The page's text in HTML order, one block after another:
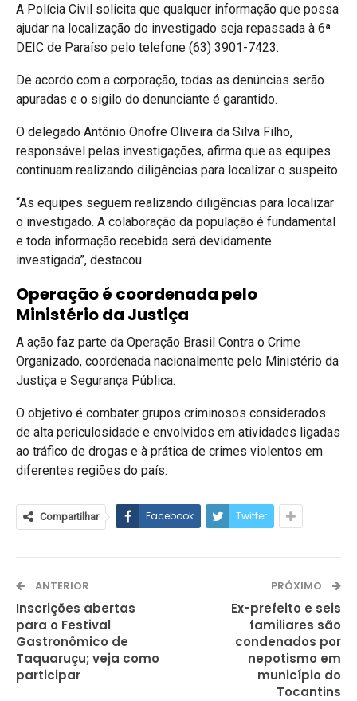
A Polícia Civil solicita que qualquer informação que possa
ajudar na localização do investigado seja repassada à 6ª
DEIC de Paraíso pelo telefone (63) 3901-7423.
De acordo com a corporação, todas as denúncias serão
apuradas e o sigilo do denunciante é garantido.
O delegado Antônio Onofre Oliveira da Silva Filho,
responsável pelas investigações, afirma que as equipes
continuam realizando diligências para localizar o suspeito.
“As equipes seguem realizando diligências para localizar
o investigado. A colaboração da população é fundamental
e toda informação recebida será devidamente
investigada”, destacou.
Operação é coordenada pelo
Ministério da Justiça
A ação faz parte da Operação Brasil Contra o Crime
Organizado, coordenada nacionalmente pelo Ministério da
Justiça e Segurança Pública.
O objetivo é combater grupos criminosos considerados
de alta periculosidade e envolvidos em atividades ligadas
ao tráfico de drogas e à prática de crimes violentos em
diferentes regiões do país.
Compartilhar Facebook Twitter
ANTERIOR
Inscrições abertas
para o Festival
Gastronômico de
Taquaruçu; veja como
participar
PRÓXIMO
Ex-prefeito e seis
familiares são
condenados por
nepotismo em
município do
Tocantins